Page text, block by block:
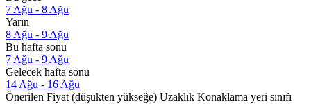
7 Ağu - 8 Ağu
Yarın
8 Ağu - 9 Ağu
Bu hafta sonu
7 Ağu - 9 Ağu
Gelecek hafta sonu
14 Ağu - 16 Ağu
Önerilen Fiyat (düşükten yükseğe) Uzaklık Konaklama yeri sınıfı